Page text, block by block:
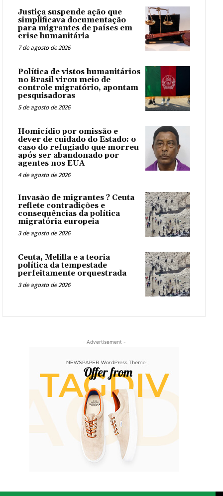
Justiça suspende ação que
simplificava documentação
para migrantes de países em
crise humanitária
7 de agosto de 2026
Política de vistos humanitários
no Brasil virou meio de
controle migratório, apontam
pesquisadoras
5 de agosto de 2026
Homicídio por omissão e
dever de cuidado do Estado: o
caso do refugiado que morreu
após ser abandonado por
agentes nos EUA
4 de agosto de 2026
Invasão de migrantes ? Ceuta
reflete contradições e
consequências da política
migratória europeia
3 de agosto de 2026
Ceuta, Melilla e a teoria
política da tempestade
perfeitamente orquestrada
3 de agosto de 2026
- Advertisement -